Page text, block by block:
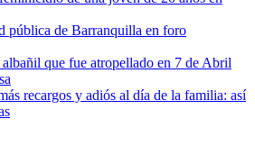
pública de Barranquilla en foro
que fue atropellado en 7 de Abril
recargos y adiós al día de la familia: así